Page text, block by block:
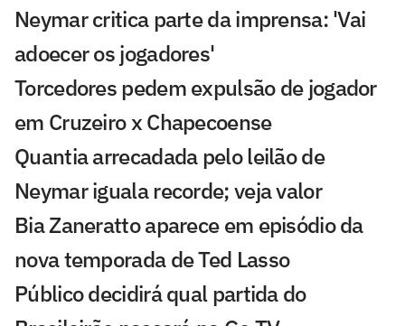
Neymar critica parte da imprensa: 'Vai
adoecer os jogadores'
Torcedores pedem expulsão de jogador
em Cruzeiro x Chapecoense
Quantia arrecadada pelo leilão de
Neymar iguala recorde; veja valor
Bia Zaneratto aparece em episódio da
nova temporada de Ted Lasso
Público decidirá qual partida do